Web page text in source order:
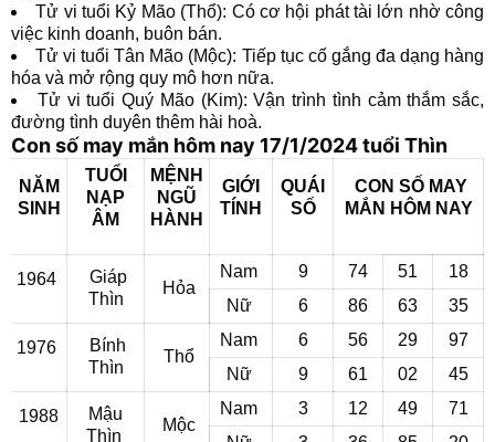
Tử vi tuổi Kỷ Mão (Thổ): Có cơ hội phát tài lớn nhờ công
việc kinh doanh, buôn bán.
Tử vi tuổi Tân Mão (Mộc): Tiếp tục cố gắng đa dạng hàng
hóa và mở rộng quy mô hơn nữa.
Tử vi tuổi Quý Mão (Kim): Vận trình tình cảm thắm sắc,
đường tình duyên thêm hài hoà.
Con số may mắn hôm nay 17/1/2024 tuổi Thìn
NĂM
SINH
TUỔI
NẠP
ÂM
MỆNH
NGŨ
HÀNH
GIỚI
TÍNH
QUÁI
SỐ
CON SỐ MAY
MẮN HÔM NAY
1964
Giáp
Thìn
Hỏa
Nam 9 74 51
18
Nữ
6 86 63 35
1976
Bính
Thìn
Thổ
Nam 6 56 29
97
Nữ
9 61 02 45
1988
Mậu
Thìn
Mộc
Nam 3 12 49
71